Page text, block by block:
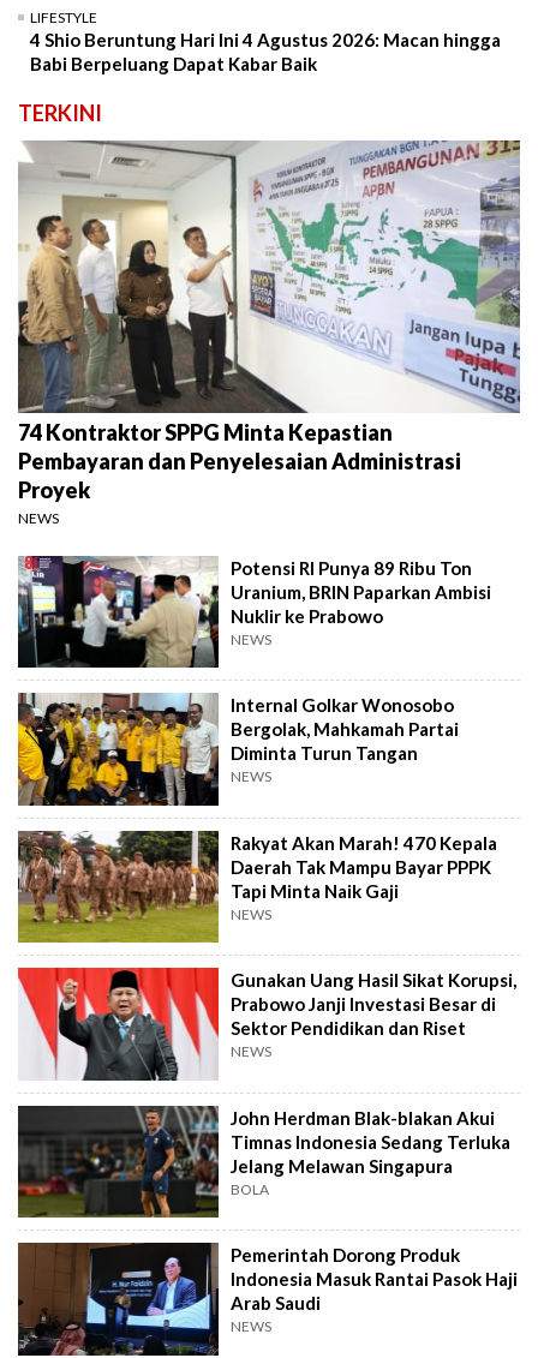
LIFESTYLE
4 Shio Beruntung Hari Ini 4 Agustus 2026: Macan hingga
Babi Berpeluang Dapat Kabar Baik
TERKINI
74 Kontraktor SPPG Minta Kepastian
Pembayaran dan Penyelesaian Administrasi
Proyek
NEWS
Potensi RI Punya 89 Ribu Ton
Uranium, BRIN Paparkan Ambisi
Nuklir ke Prabowo
NEWS
Internal Golkar Wonosobo
Bergolak, Mahkamah Partai
Diminta Turun Tangan
NEWS
Rakyat Akan Marah! 470 Kepala
Daerah Tak Mampu Bayar PPPK
Tapi Minta Naik Gaji
NEWS
Gunakan Uang Hasil Sikat Korupsi,
Prabowo Janji Investasi Besar di
Sektor Pendidikan dan Riset
NEWS
John Herdman Blak-blakan Akui
Timnas Indonesia Sedang Terluka
Jelang Melawan Singapura
BOLA
Pemerintah Dorong Produk
Indonesia Masuk Rantai Pasok Haji
Arab Saudi
NEWS